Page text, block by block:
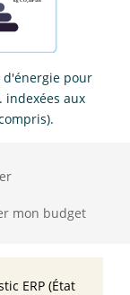
d'énergie pour
indexées aux
mon budget
ERP (État